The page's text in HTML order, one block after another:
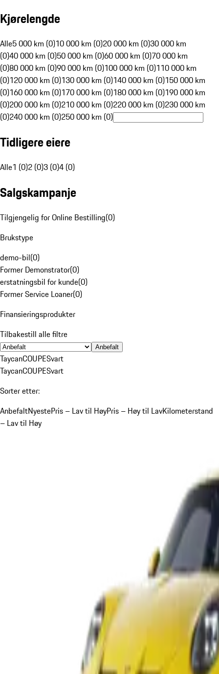
Kjørelengde
Alle5 000 km (0)10 000 km (0)20 000 km (0)30 000 km
(0)40 000 km (0)50 000 km (0)60 000 km (0)70 000 km
(0)80 000 km (0)90 000 km (0)100 000 km (0)110 000 km
(0)120 000 km (0)130 000 km (0)140 000 km (0)150 000 km
(0)160 000 km (0)170 000 km (0)180 000 km (0)190 000 km
(0)200 000 km (0)210 000 km (0)220 000 km (0)230 000 km
(0)240 000 km (0)250 000 km (0)
Tidligere eiere
Alle1 (0)2 (0)3 (0)4 (0)
Salgskampanje
Tilgjengelig for Online Bestilling(0)
Brukstype
demo-bil(0)
Former Demonstrator(0)
erstatningsbil for kunde(0)
Former Service Loaner(0)
Finansieringsprodukter
Tilbakestill alle filtre
Anbefalt
TaycanCOUPESvart
TaycanCOUPESvart
Sorter etter:
AnbefaltNyestePris – Lav til HøyPris – Høy til LavKilometerstand
– Lav til Høy